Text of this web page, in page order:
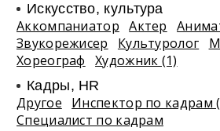
Искусство, культура
Аккомпаниатор Актер
Звукорежисер
Культуролог
Хореограф
Художник (1)
Кадры, HR
Другое Инспектор по кадрам
Специалист по кадрам